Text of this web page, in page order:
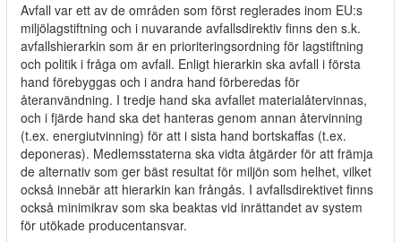
Avfall var ett av de områden som först reglerades inom EU:s
miljölagstiftning och i nuvarande avfallsdirektiv finns den s.k.
avfallshierarkin som är en prioriteringsordning för lagstiftning
och politik i fråga om avfall. Enligt hierarkin ska avfall i första
hand förebyggas och i andra hand förberedas för
återanvändning. I tredje hand ska avfallet materialåtervinnas,
och i fjärde hand ska det hanteras genom annan återvinning
(t.ex. energiutvinning) för att i sista hand bortskaffas (t.ex.
deponeras). Medlemsstaterna ska vidta åtgärder för att främja
de alternativ som ger bäst resultat för miljön som helhet, vilket
också innebär att hierarkin kan frångås. I avfallsdirektivet finns
också minimikrav som ska beaktas vid inrättandet av system
för utökade producentansvar.